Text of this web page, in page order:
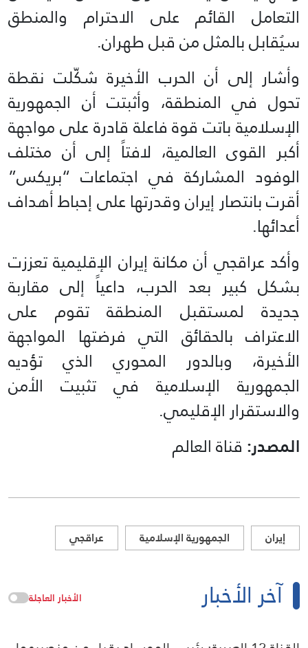
التعامل القائم على الاحترام والمنطق
سيُقابل بالمثل من قبل طهران.
وأشار إلى أن الحرب الأخيرة شكّلت نقطة
تحول في المنطقة، وأثبتت أن الجمهورية
الإسلامية باتت قوة فاعلة قادرة على مواجهة
أكبر القوى العالمية، لافتاً إلى أن مختلف
الوفود المشاركة في اجتماعات “بريكس”
أقرت بانتصار إيران وقدرتها على إحباط أهداف
أعدائها.
وأكد عراقجي أن مكانة إيران الإقليمية تعززت
بشكل كبير بعد الحرب، داعياً إلى مقاربة
جديدة لمستقبل المنطقة تقوم على
الاعتراف بالحقائق التي فرضتها المواجهة
الأخيرة، وبالدور المحوري الذي تؤديه
الجمهورية الإسلامية في تثبيت الأمن
والاستقرار الإقليمي.
المصدر: قناة العالم
إيران الجمهورية الإسلامية عراقجي
آخر الأخبار الأخبار العاجلة